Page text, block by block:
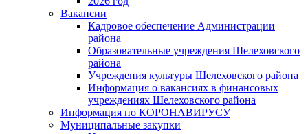
Вакансии
Кадровое обеспечение Администрации
района
Образовательные учреждения Шелеховского
района
Учреждения культуры Шелеховского района
Информация о вакансиях в финансовых
учреждениях Шелеховского района
Информация по КОРОНАВИРУСУ
Муниципальные закупки